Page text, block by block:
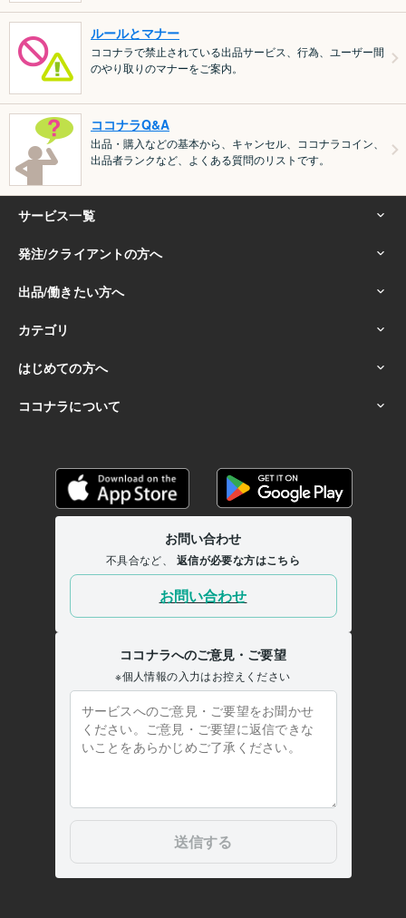
ルールとマナー
ココナラで禁止されている出品サービス、行為、ユーザー間
のやり取りのマナーをご案内。
ココナラQ&A
出品・購入などの基本から、キャンセル、ココナラコイン、
出品者ランクなど、よくある質問のリストです。